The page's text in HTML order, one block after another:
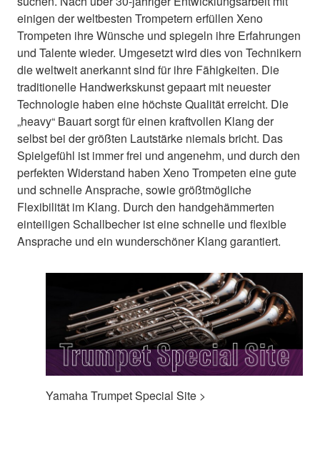
einigen der weltbesten Trompetern erfüllen Xeno
Trompeten ihre Wünsche und spiegeln ihre Erfahrungen
und Talente wieder. Umgesetzt wird dies von Technikern
die weltweit anerkannt sind für ihre Fähigkeiten. Die
traditionelle Handwerkskunst gepaart mit neuester
Technologie haben eine höchste Qualität erreicht. Die
„heavy“ Bauart sorgt für einen kraftvollen Klang der
selbst bei der größten Lautstärke niemals bricht. Das
Spielgefühl ist immer frei und angenehm, und durch den
perfekten Widerstand haben Xeno Trompeten eine gute
und schnelle Ansprache, sowie größtmögliche
Flexibilität im Klang. Durch den handgehämmerten
einteiligen Schallbecher ist eine schnelle und flexible
Ansprache und ein wunderschöner Klang garantiert.
Yamaha Trumpet Special Site >